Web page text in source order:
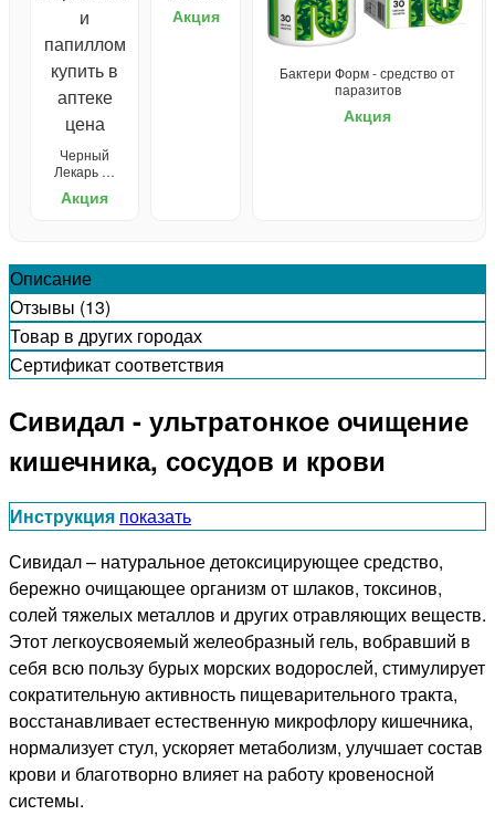
Черный
Лекарь —
паразитов
Акция
паразитов
Акция
Бактери Форм - средство от
паразитов
Акция
Описание
Отзывы (13)
Товар в других городах
Сертификат соответствия
Сивидал - ультратонкое очищение
кишечника, сосудов и крови
Инструкция показать
Сивидал – натуральное детоксицирующее средство,
бережно очищающее организм от шлаков, токсинов,
солей тяжелых металлов и других отравляющих веществ.
Этот легкоусвояемый желеобразный гель, вобравший в
себя всю пользу бурых морских водорослей, стимулирует
сократительную активность пищеварительного тракта,
восстанавливает естественную микрофлору кишечника,
нормализует стул, ускоряет метаболизм, улучшает состав
крови и благотворно влияет на работу кровеносной
системы.